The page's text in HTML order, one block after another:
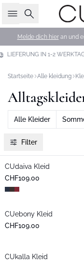
Suche
Melde dich hieran und
Startseite Alle kleidung
Alle Kleider
Filter
Neuheiten
CUdaiva Kleid
CHF109.00
Neuheiten
CUebony Kleid
CHF109.00
Neuheiten
CUkalla Kleid